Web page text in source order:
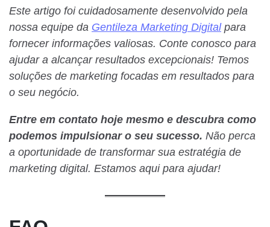
Este artigo foi cuidadosamente desenvolvido pela
nossa equipe da Gentileza Marketing Digital para
fornecer informações valiosas. Conte conosco para
ajudar a alcançar resultados excepcionais! Temos
soluções de marketing focadas em resultados para
o seu negócio.
Entre em contato hoje mesmo e descubra como
podemos impulsionar o seu sucesso. Não perca
a oportunidade de transformar sua estratégia de
marketing digital. Estamos aqui para ajudar!